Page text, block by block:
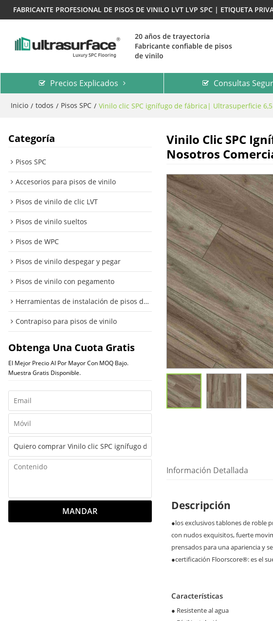
FABRICANTE PROFESIONAL DE PISOS DE VINILO LVT LVP SPC | ETIQUETA
20 años de trayectoria
Fabricante confiable de pisos
de vinilo
Precios Explicados Consultas
Inicio / todos / Pisos SPC / Vinilo clic SPC ignífugo de fábrica| Ultrasuperficie
Categoría
Pisos SPC
Accesorios para pisos de vinilo
Pisos de vinilo de clic LVT
Pisos de vinilo sueltos
Pisos de WPC
Pisos de vinilo despegar y pegar
Pisos de vinilo con pegamento
Herramientas de instalación de pisos de vinilo
Contrapiso para pisos de vinilo
Obtenga Una Cuota Gratis
El Mejor Precio Al Por Mayor Con MOQ Bajo.
Muestra Gratis Disponible.
MANDAR
Vinilo Clic SPC
Nosotros
Información Detallada
Descripción
●los exclusivos tablones de roble
con nudos exquisitos, fuerte
prensados para una apariencia y
●certificación Floorscore®: es el
Características
● Resistente al agua